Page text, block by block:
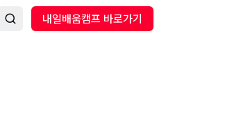
내일배움캠프 바로가기